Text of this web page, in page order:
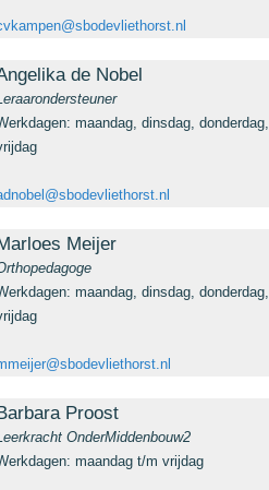
de Nobel
maandag, dinsdag, donderdag,
Meijer
maandag, dinsdag, donderdag,
Barbara Proost
OnderMiddenbouw2
maandag t/m vrijdag